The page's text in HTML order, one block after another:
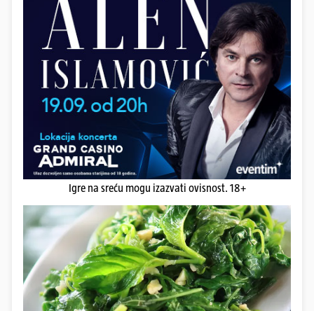
Igre na sreću mogu izazvati ovisnost. 18+